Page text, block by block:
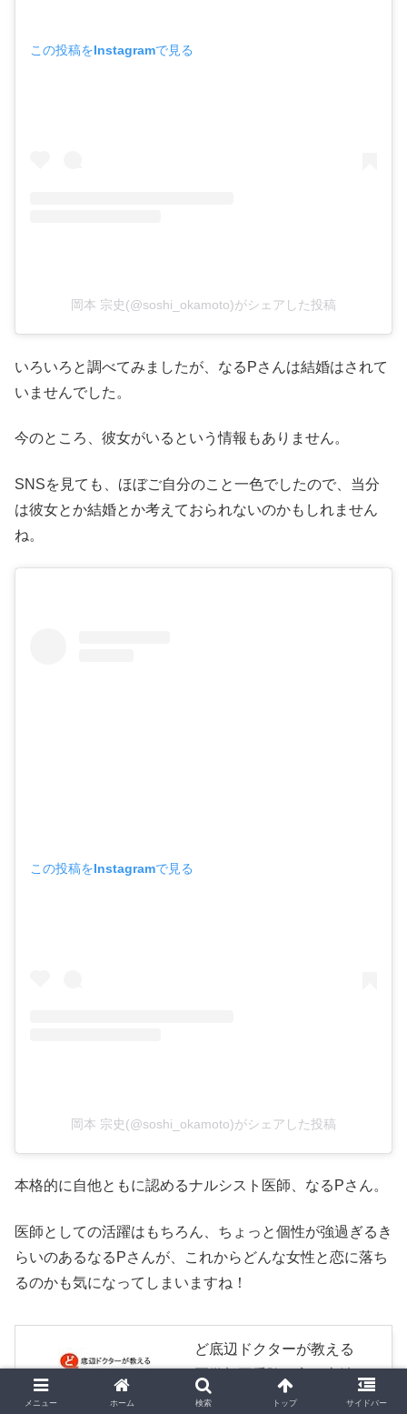
この投稿をInstagramで見る
岡本 宗史(@soshi_okamoto)がシェアした投稿
いろいろと調べてみましたが、なるPさんは結婚はされて
いませんでした。
今のところ、彼女がいるという情報もありません。
SNSを見ても、ほぼご自分のこと一色でしたので、当分
は彼女とか結婚とか考えておられないのかもしれません
ね。
この投稿をInstagramで見る
岡本 宗史(@soshi_okamoto)がシェアした投稿
本格的に自他ともに認めるナルシスト医師、なるPさん。
医師としての活躍はもちろん、ちょっと個性が強過ぎるき
らいのあるなるPさんが、これからどんな女性と恋に落ち
るのかも気になってしまいますね！
ど底辺ドクターが教える
医学部再受験 入る方法
出る方法: 安易な医学部再受
メニュー ホーム 検索 トップ サイドバー